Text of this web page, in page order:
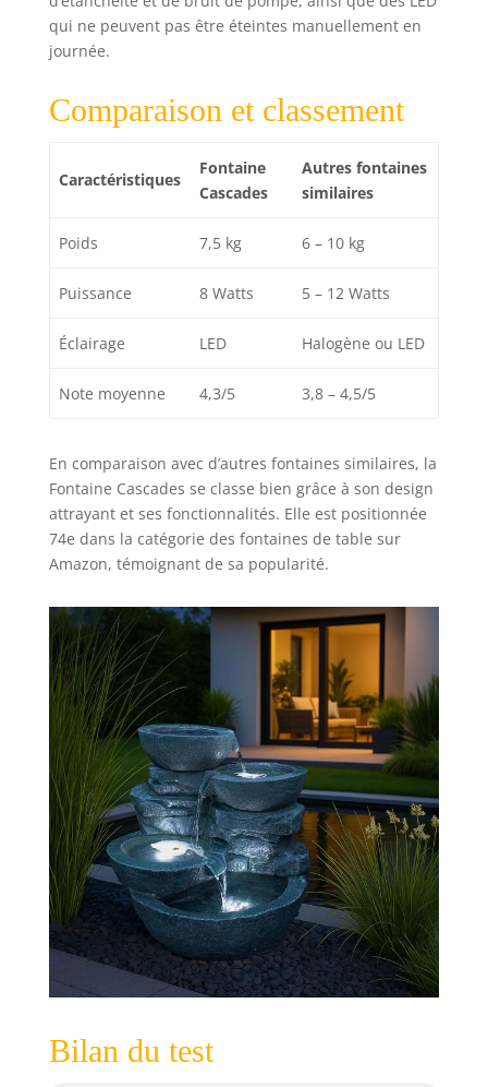
qui ne peuvent pas être éteintes manuellement en
journée.
Comparaison et classement
Caractéristiques
Fontaine
Cascades
Autres fontaines
similaires
Poids 7,5 kg 6 – 10 kg
Puissance 8 Watts 5 – 12 Watts
Éclairage LED Halogène ou LED
Note moyenne 4,3/5 3,8 – 4,5/5
En comparaison avec d’autres fontaines similaires, la
Fontaine Cascades se classe bien grâce à son design
attrayant et ses fonctionnalités. Elle est positionnée
74e dans la catégorie des fontaines de table sur
Amazon, témoignant de sa popularité.
Bilan du test